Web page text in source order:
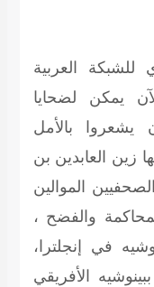
للشبكة العربية
يمكن لضحايا
يشعروا بالأمل
زين العابدين بن
الموالين
والفضح ،
في إنجلترا،
الأفريقي